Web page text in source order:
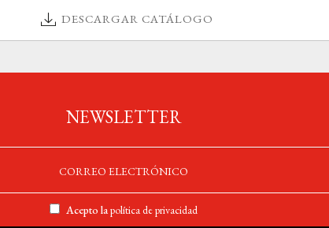
DESCARGAR CATÁLOGO
NEWSLETTER
Acepto lapolítica de privacidad